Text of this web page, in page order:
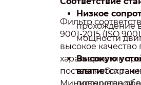
Низкое
прохождение
мощности
Высокую
влаги:
Фильтр
9001-2015 (ISO
высокое качество
характеристик
поставляется